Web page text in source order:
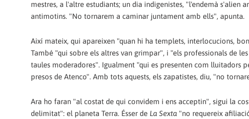
mestres, a l'altre estudiants; un dia indigenistes, "l'endemà s'alien
antimotins. "No tornarem a caminar juntament amb ells", apunta.
Així mateix, qui apareixen "quan hi ha templets, interlocucions,
També "qui sobre els altres van grimpar", i "els professionals de
taules moderadores". Igualment "qui es presenten com lluitadors
presos de Atenco". Amb tots aquests, els zapatistes, diu, "no
Ara ho faran "al costat de qui convidem i ens acceptin", sigui la
delimitat": el planeta Terra. Ésser de La Sexta "no requereix